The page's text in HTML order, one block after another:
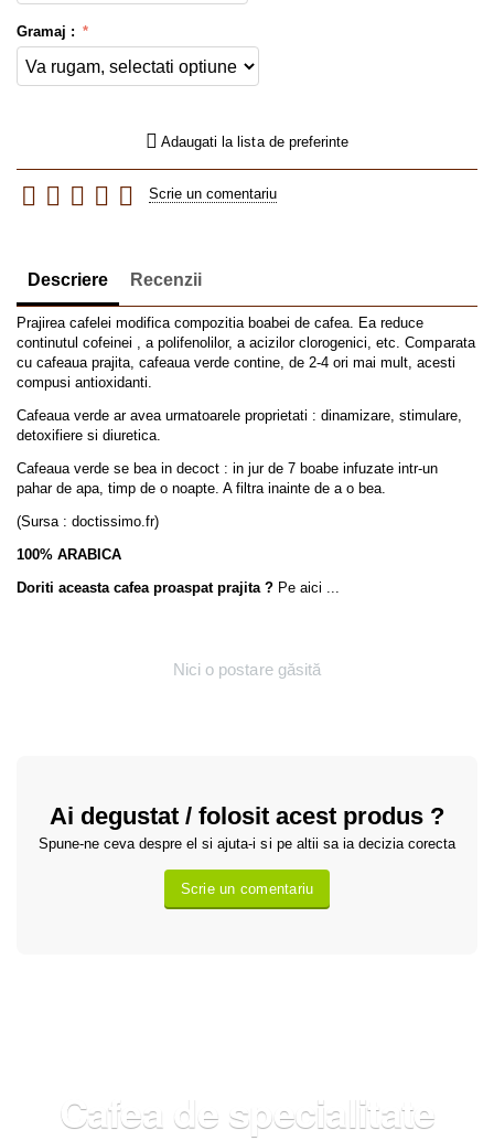
Gramaj :
Adaugati la lista de preferinte
Scrie un comentariu
Descriere Recenzii
Prajirea cafelei modifica compozitia boabei de cafea. Ea reduce
continutul cofeinei , a polifenolilor, a acizilor clorogenici, etc. Comparata
cu cafeaua prajita, cafeaua verde contine, de 2-4 ori mai mult, acesti
compusi antioxidanti.
Cafeaua verde ar avea urmatoarele proprietati : dinamizare, stimulare,
detoxifiere si diuretica.
Cafeaua verde se bea in decoct : in jur de 7 boabe infuzate intr-un
pahar de apa, timp de o noapte. A filtra inainte de a o bea.
(Sursa : doctissimo.fr)
100% ARABICA
Doriti aceasta cafea proaspat prajita ? Pe aici ...
Nici o postare găsită
Ai degustat / folosit acest produs ?
Spune-ne ceva despre el si ajuta-i si pe altii sa ia decizia corecta
Scrie un comentariu
Cafea de specialitate